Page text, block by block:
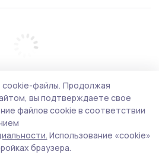
cookie-файлы. Продолжая
вы подтверждаете свое
файлов cookie в соответствии
Использование «cookie»
браузера.